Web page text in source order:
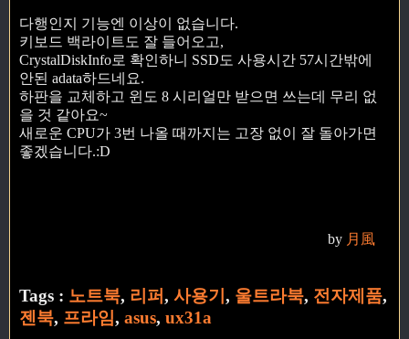
다행인지 기능엔 이상이 없습니다.
키보드 백라이트도 잘 들어오고,
CrystalDiskInfo로 확인하니 SSD도 사용시간 57시간밖에
안된 adata하드네요.
하판을 교체하고 윈도 8 시리얼만 받으면 쓰는데 무리 없
을 것 같아요~
새로운 CPU가 3번 나올 때까지는 고장 없이 잘 돌아가면
좋겠습니다.:D
by 月風
Tags : 노트북, 리퍼, 사용기 , 울트라북, 전자제품,
젠북, 프라임, asus, ux31a